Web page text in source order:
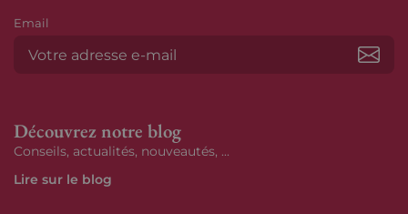
Email
Découvrez notre blog
Conseils, actualités, nouveautés, ...
Lire sur le blog